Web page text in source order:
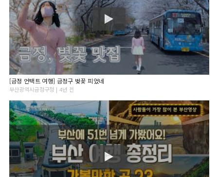
[금정 언택트 여행] 금정구 벚꽃 피었네
부산광역시금정구청 | 4년 전